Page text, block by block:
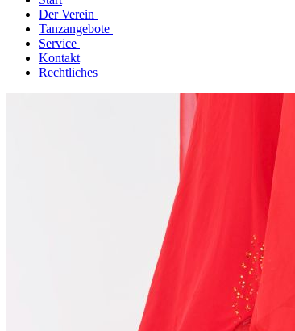
Der Verein
Tanzangebote
Service
Kontakt
Rechtliches